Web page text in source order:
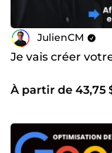
JulienCM
Je vais créer
À partir de 43,75